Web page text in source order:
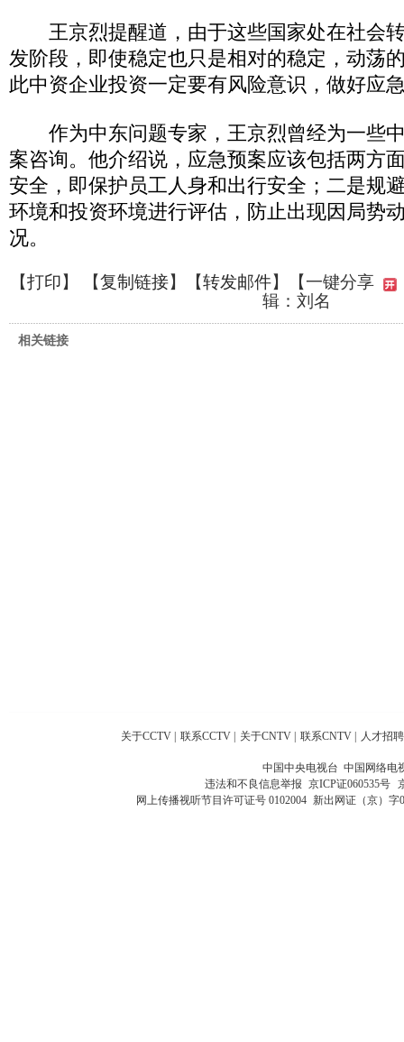
王京烈提醒道，由于这些国家处在社会
发阶段，即使稳定也只是相对的稳定，动荡
此中资企业投资一定要有风险意识，做好应
作为中东问题专家，王京烈曾经为一些
案咨询。他介绍说，应急预案应该包括两方
安全，即保护员工人身和出行安全；二是规
环境和投资环境进行评估，防止出现因局势
况。
【打印】 【复制链接】【转发邮件】
【一键分享
辑：刘名
相关链接
关于CCTV | 联系CCTV | 关于CNTV | 联系CNTV | 人才招聘
中国中央电视台 中国网络电
违法和不良信息举报 京ICP证060535号
网上传播视听节目许可证号 0102004 新出网证（京）